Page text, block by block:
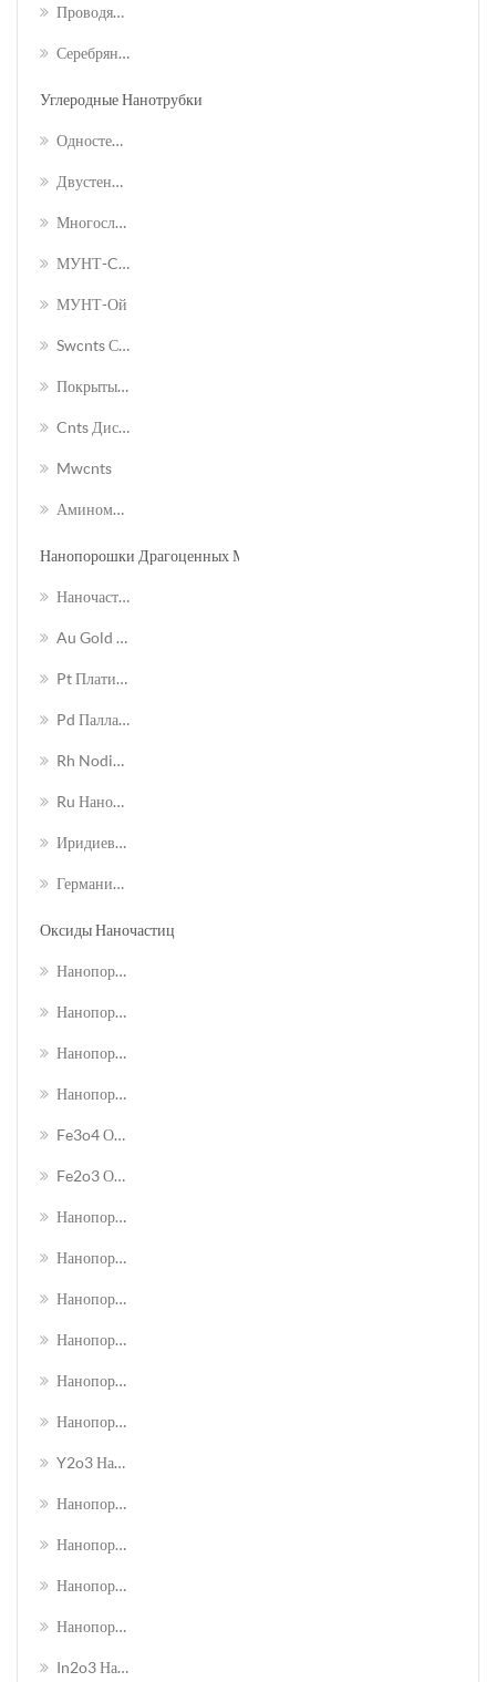
Проводящие Серебряные Порошки
Серебряный Медный Порошок
Углеродные Нанотрубки
Одностенные Углеродные Нанотрубки (swcnts)
Двустенные Углеродные Нанотрубки (dwcnts)
Многослойные Углеродные Нанотрубки (mwcnts)
МУНТ-COOH
МУНТ-Ой
Swcnts С Функциональными Группами
Покрытые Никелем Mwcnts
Cnts Дисперсия
Mwcnts
Аминомодифицированные Углеродные Нанотрубки
Нанопорошки Драгоценных Металлов
Наночастицы Оксида Драгоценного Металла
Au Gold Nanoparticle
Pt Платиновая Наночастица
Pd Палладиевая Наночастица
Rh Nodium Nanoparticle
Ru Наночастица Рутения
Иридиевая Наночастица
Германиевые Наночастицы
Оксиды Наночастиц
Нанопорошок Диоксида Кремния Sio2
Нанопорошок Оксида Алюминия Al2o3
Нанопорошок Оксида Меди Cuo
Нанопорошок Оксида Меди Cu2o
Fe3o4 Оксид Железа Черный Нанопорошок
Fe2o3 Оксид Железа Красный Нанопорошок
Нанопорошок Оксида Магния
Нанопорошок Нанооксида Никеля
Нанопорошок Оксида Олова Олово
Нанопорошок Оксида Тио2
Нанопорошок Оксида Вольфрама Wo3
Нанопорошок Оксида Циркония Zro2
Y2o3 Нанопорошок Оксида Иттрия
Нанопорошок Оксида Цинка
Нанопорошок Оксида Алюминия Azo
Нанопорошок Оксида Индия-Олова
Нанопорошок Оксида Олова Сурьмы
In2o3 Нанопорошок Оксида Индия